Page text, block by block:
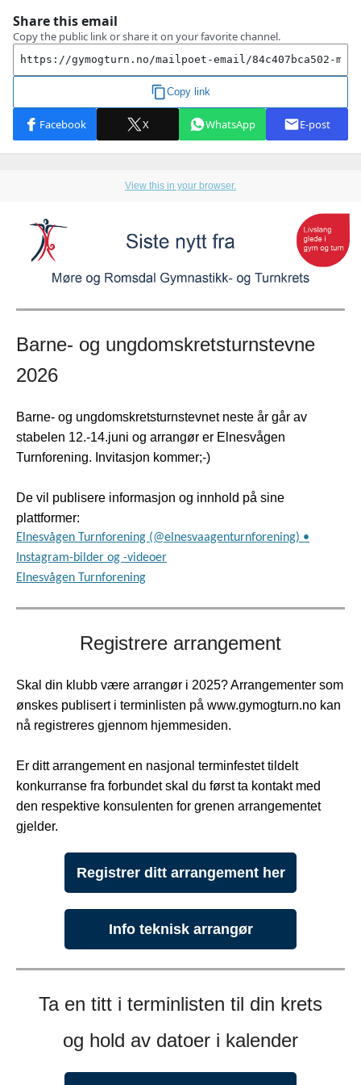
View this in your browser.
Barne- og ungdomskretsturnstevne
2026
Barne- og ungdomskretsturnstevnet neste år går av
stabelen 12.-14.juni og arrangør er Elnesvågen
Turnforening. Invitasjon kommer;-)
De vil publisere informasjon og innhold på sine
plattformer:
Elnesvågen Turnforening (@elnesvaagenturnforening) •
Instagram-bilder og -videoer
Elnesvågen Turnforening
Registrere arrangement
Skal din klubb være arrangør i 2025? Arrangementer som
ønskes publisert i terminlisten på www.gymogturn.no kan
nå registreres gjennom hjemmesiden.
Er ditt arrangement en nasjonal terminfestet tildelt
konkurranse fra forbundet skal du først ta kontakt med
den respektive konsulenten for grenen arrangementet
gjelder.
Registrer ditt arrangement her
Info teknisk arrangør
Ta en titt i terminlisten til din krets
og hold av datoer i kalender